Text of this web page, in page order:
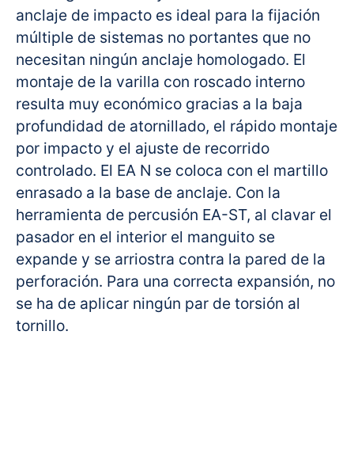
anclaje de impacto es ideal para la fijación
múltiple de sistemas no portantes que no
necesitan ningún anclaje homologado. El
montaje de la varilla con roscado interno
resulta muy económico gracias a la baja
profundidad de atornillado, el rápido montaje
por impacto y el ajuste de recorrido
controlado. El EA N se coloca con el martillo
enrasado a la base de anclaje. Con la
herramienta de percusión EA-ST, al clavar el
pasador en el interior el manguito se
expande y se arriostra contra la pared de la
perforación. Para una correcta expansión, no
se ha de aplicar ningún par de torsión al
tornillo.